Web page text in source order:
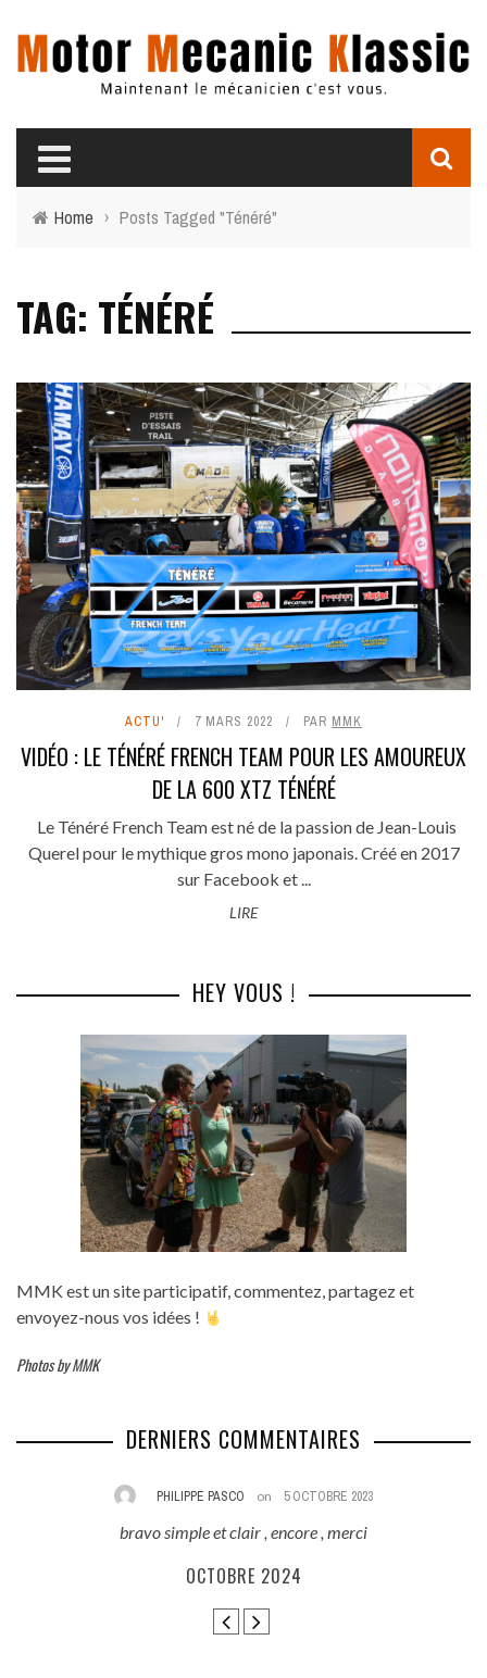
Home › Posts Tagged "Ténéré"
TAG: TÉNÉRÉ
ACTU' 7 MARS 2022 PAR MMK
VIDÉO : LE TÉNÉRÉ FRENCH TEAM POUR LES AMOUREUX
DE LA 600 XTZ TÉNÉRÉ
Le Ténéré French Team est né de la passion de Jean-Louis
Querel pour le mythique gros mono japonais. Créé en 2017
sur Facebook et ...
LIRE
HEY VOUS !
MMK est un site participatif, commentez, partagez et
envoyez-nous vos idées !
Photos by MMK
DERNIERS COMMENTAIRES
PHILIPPE PASCO on 5 OCTOBRE 2023
bravo simple et clair , encore , merci
OCTOBRE 2024